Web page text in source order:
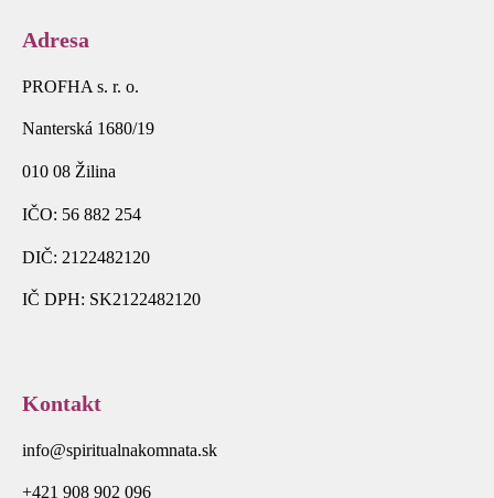
Adresa
PROFHA s. r. o.
Nanterská 1680/19
010 08 Žilina
IČO: 56 882 254
DIČ: 2122482120
IČ DPH: SK2122482120
Kontakt
info@spiritualnakomnata.sk
+421 908 902 096